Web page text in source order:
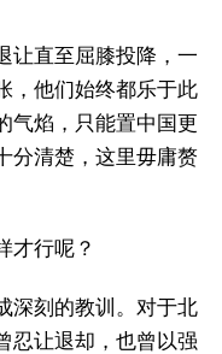
让直至屈膝投降，一
，他们始终都乐于此
气焰，只能置中国更
分清楚，这里毋庸赘
才行呢？
深刻的教训。对于北
忍让退却，也曾以强